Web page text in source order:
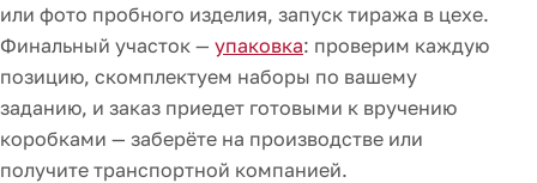
или фото пробного изделия, запуск тиража в цехе.
Финальный участок — упаковка: проверим каждую
позицию, скомплектуем наборы по вашему
заданию, и заказ приедет готовыми к вручению
коробками — заберёте на производстве или
получите транспортной компанией.